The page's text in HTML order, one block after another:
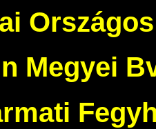
Megyei